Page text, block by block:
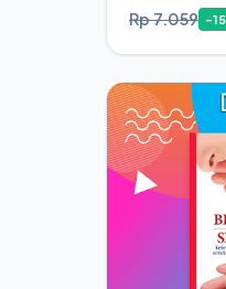
Rp 7.059 -